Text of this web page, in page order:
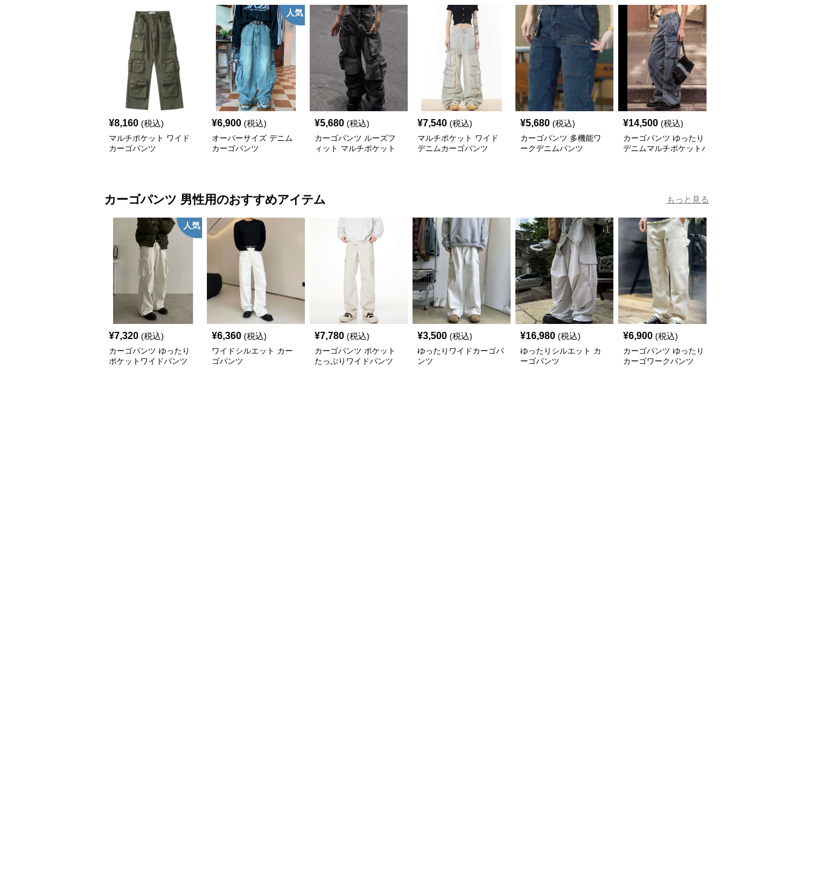
¥8,160 (税込)
マルチポケット ワイド
カーゴパンツ
人気
¥6,900 (税込)
オーバーサイズ デニム
カーゴパンツ
¥5,680 (税込)
カーゴパンツ ルーズフ
ィット マルチポケット
¥7,540 (税込)
マルチポケット ワイド
デニムカーゴパンツ
¥5,680 (税込)
カーゴパンツ 多機能ワ
ークデニムパンツ
¥14,500 (税込)
カーゴパンツ ゆったり
デニムマルチポケットパ
カーゴパンツ 男性用のおすすめアイテム もっと見る
人気
¥7,320 (税込)
カーゴパンツ ゆったり
ポケットワイドパンツ
¥6,360 (税込)
ワイドシルエット カー
ゴパンツ
¥7,780 (税込)
カーゴパンツ ポケット
たっぷりワイドパンツ
¥3,500 (税込)
ゆったりワイドカーゴパ
ンツ
¥16,980 (税込)
ゆったりシルエット カ
ーゴパンツ
¥6,900 (税込)
カーゴパンツ ゆったり
カーゴワークパンツ